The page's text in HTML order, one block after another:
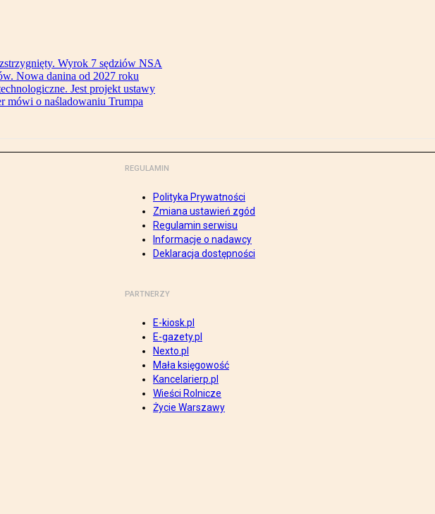
Wyrok 7 sędziów NSA
Nowa danina od 2027 roku
Jest projekt ustawy
mówi o naśladowaniu Trumpa
REGULAMIN
Polityka Prywatności
Zmiana ustawień zgód
Regulamin serwisu
Informacje o nadawcy
Deklaracja dostępności
PARTNERZY
E-kiosk.pl
E-gazety.pl
Nexto.pl
Mała księgowość
Kancelarierp.pl
Wieści Rolnicze
Życie Warszawy